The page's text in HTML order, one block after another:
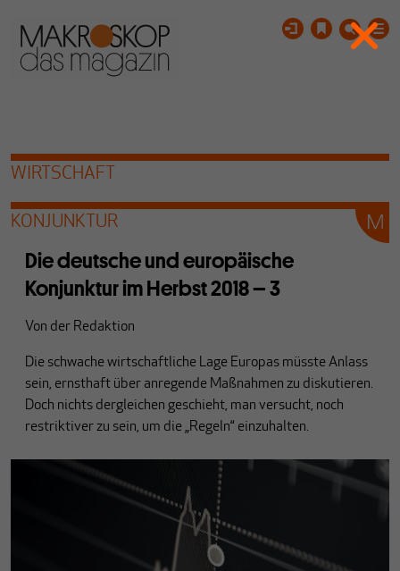
WIRTSCHAFT
KONJUNKTUR
Die deutsche und europäische
Konjunktur im Herbst 2018 – 3
Von der Redaktion
Die schwache wirtschaftliche Lage Europas müsste Anlass
sein, ernsthaft über anregende Maßnahmen zu diskutieren.
Doch nichts dergleichen geschieht, man versucht, noch
restriktiver zu sein, um die „Regeln“ einzuhalten.